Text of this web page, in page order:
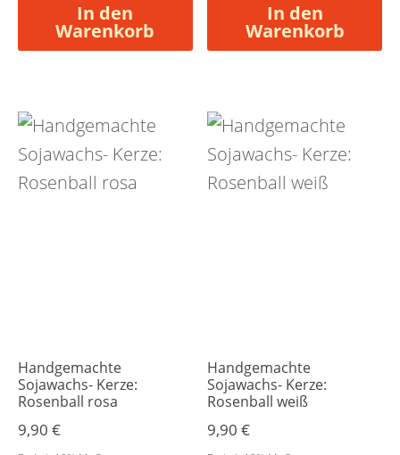
In den
Warenkorb
In den
Warenkorb
Handgemachte
Sojawachs- Kerze:
Rosenball rosa
9,90 €
Handgemachte
Sojawachs- Kerze:
Rosenball weiß
9,90€